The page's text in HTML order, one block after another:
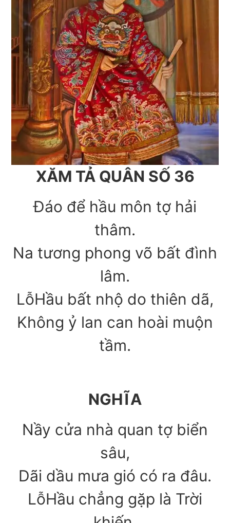
XĂM TẢ QUÂN SỐ 36
Đáo để hầu môn tợ hải
thâm.
Na tương phong võ bất đình
lâm.
LỗHầu bất nhộ do thiên dã,
Không ỷ lan can hoài muộn
tầm.
NGHĨA
Nầy cửa nhà quan tợ biển
sâu,
Dãi dầu mưa gió có ra đâu.
LỗHầu chẳng gặp là Trời